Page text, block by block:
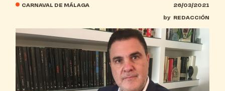
CARNAVAL DE MÁLAGA
26/03/2021
by REDACCIÓN